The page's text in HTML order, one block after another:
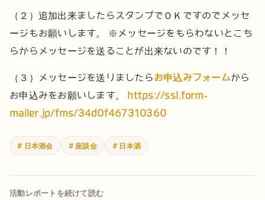
（２）追加出来ましたらスタンプでＯＫですのでメッセ
ージもお願いします。
※メッセージをもらわないとこち
らからメッセージを送ることが出来ないのです！！
（３）メッセージを送りましたらお申込みフォームから
お申込みをお願いします。
https://ssl.form-
mailer.jp/fms/34d0f467310360
# 日本酒会 # 座談会 # 日本酒
活動レポートを続けて読む